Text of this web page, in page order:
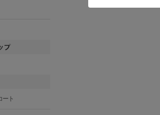
ート